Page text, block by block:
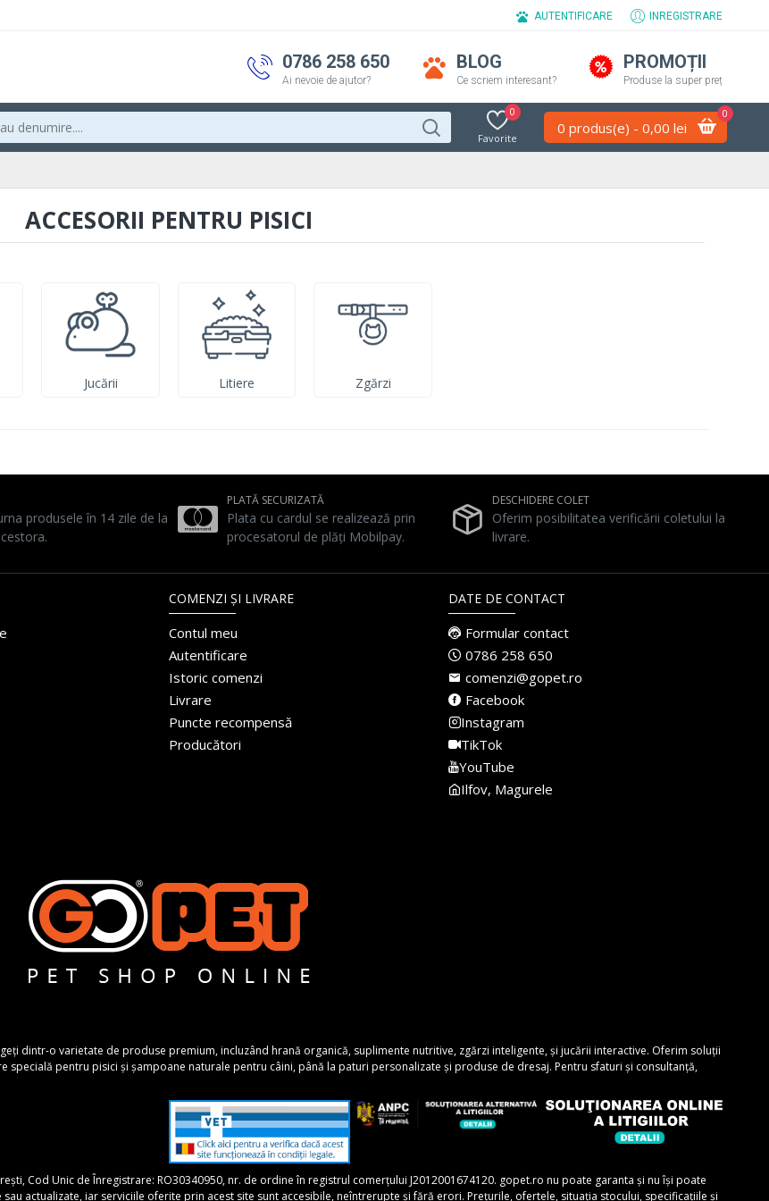
AUTENTIFICARE INREGISTRARE
0786 258 650
Ai nevoie de ajutor?
BLOG
Ce scriem interesant?
PROMOȚII
Produse la super preț
Favorite
0
0 produs(e) - 0,00 lei
0
ACCESORII PENTRU PISICI
Jucării Litiere Zgărzi
produsele în 14 zile de la
PLATĂ SECURIZATĂ
Plata cu cardul se realizează prin
procesatorul de plăți Mobilpay.
DESCHIDERE COLET
Oferim posibilitatea verificării coletului la
livrare.
COMENZI ȘI LIVRARE
Contul meu
Autentificare
Istoric comenzi
Livrare
Puncte recompensă
Producători
DATE DE CONTACT
Formular contact
0786 258 650
comenzi@gopet.ro
Facebook
Instagram
TikTok
YouTube
Ilfov, Magurele
dintr-o varietate de produse premium, incluzând hrană organică, suplimente nutritive, zgărzi inteligente, și jucării interactive. Oferim soluții
pentru pisici și șampoane naturale pentru câini, până la paturi personalizate și produse de dresaj. Pentru sfaturi și consultanță,
Cod Unic de Înregistrare: RO30340950, nr. de ordine în registrul comerțului J2012001674120. gopet.ro nu poate garanta și nu își poate
actualizate, iar serviciile oferite prin acest site sunt accesibile, neîntrerupte și fără erori. Prețurile, ofertele, situația stocului, specificațiile și